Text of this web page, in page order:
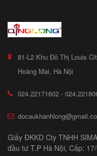
81-L2 Khu Đô Thị Louis
Hoàng Mai, Hà Nội
024.22171602 -
Giấy ĐKKD Cty TNHH
đầu tư T.P Hà Nội, Cấp: